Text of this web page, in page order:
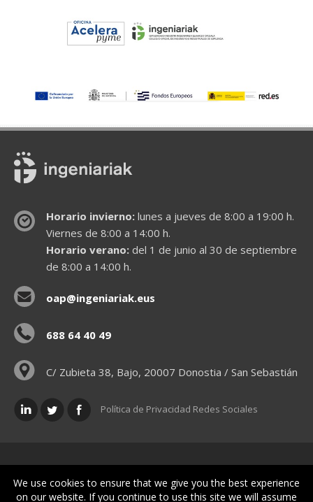
Horario invierno:lunes a jueves de 8:00 a 19:00 h.
Viernes de 8:00 a 14:00 h.
Horario verano:del 1 de junio al 30 de septiembre
de 8:00 a 14:00 h.
oap@ingeniariak.eus
688 64 40 49
C/ Zubieta 38, Bajo, 20007 Donostia / San Sebastián
Política de Privacidad Redes Sociales
Políticas legales
We use cookies to ensure that we give you the best experience
on our website. If you continue to use this site we will assume